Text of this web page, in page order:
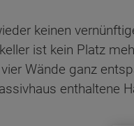
keinen
ist kein Platz
Wände ganz
enthaltene